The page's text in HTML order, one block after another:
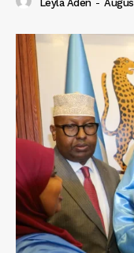
Leyla Aden -